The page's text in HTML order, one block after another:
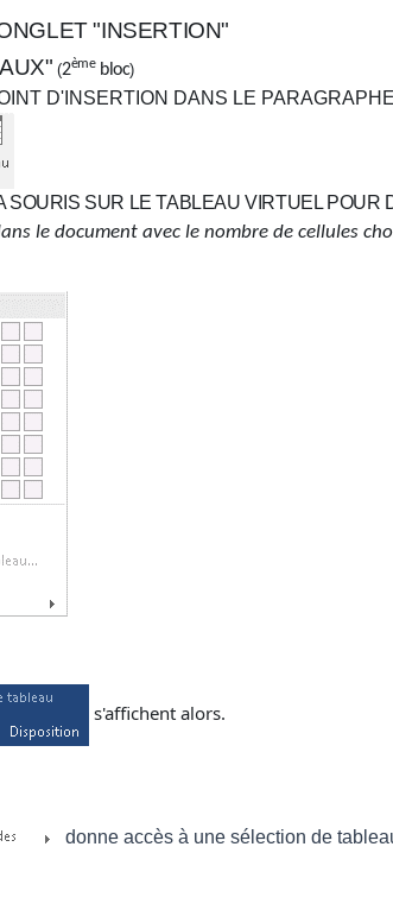
"INSERTION"
(2èmebloc)
D'INSERTION DANS LE
SOURIS SUR LE TABLEAU VIRTUEL
le document avec le nombre de cellules
s'affichent alors.
donne accès à une sélection de